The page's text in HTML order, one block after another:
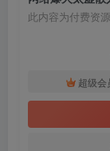
此内容为付费资
超级会